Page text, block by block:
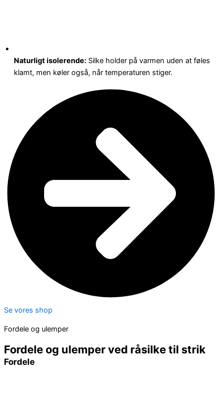
Naturligt isolerende: Silke holder på varmen uden at føles
klamt, men køler også, når temperaturen stiger.
Se vores shop
Fordele og ulemper
Fordele og ulemper ved råsilke til strik
Fordele